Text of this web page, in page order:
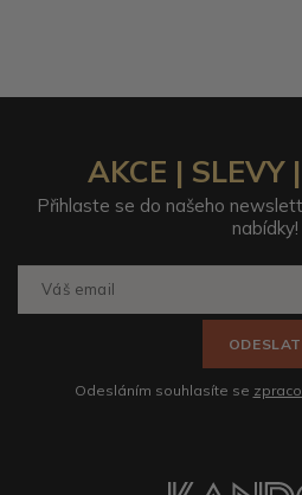
AKCE | SLEVY
Přihlaste se do našeho
nabídky!
ODESLAT
Odesláním souhlasíte se